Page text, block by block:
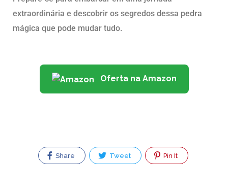
extraordinária e descobrir os segredos dessa pedra
mágica que pode mudar tudo.
Oferta na Amazon
Share Tweet Pin It